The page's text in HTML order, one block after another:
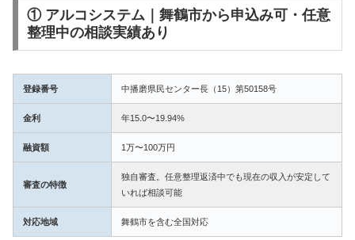
① アルコシステム｜舞鶴市から申込み可・任意
整理中の相談実績あり
登録番号 中播磨県民センター長（15）第50158号
金利 年15.0〜19.94%
融資額 1万〜100万円
審査の特徴
独自審査。任意整理返済中でも現在の収入が安定して
いれば相談可能
対応地域 舞鶴市を含む全国対応